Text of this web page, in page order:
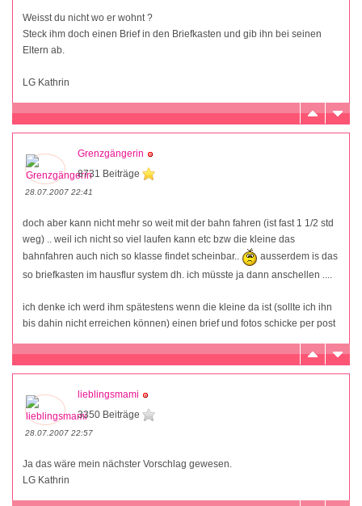
Weisst du nicht wo er wohnt ?
Steck ihm doch einen Brief in den Briefkasten und gib ihn bei seinen
Eltern ab.
LG Kathrin
Grenzgängerin
8731 Beiträge
28.07.2007 22:41
doch aber kann nicht mehr so weit mit der bahn fahren (ist fast 1 1/2 std
weg) .. weil ich nicht so viel laufen kann etc bzw die kleine das
bahnfahren auch nich so klasse findet scheinbar..
ausserdem is das
so briefkasten im hausflur system dh. ich müsste ja dann anschellen ....
ich denke ich werd ihm spätestens wenn die kleine da ist (sollte ich ihn
bis dahin nicht erreichen können) einen brief und fotos schicke per post
lieblingsmami
3350 Beiträge
28.07.2007 22:57
Ja das wäre mein nächster Vorschlag gewesen.
LG Kathrin